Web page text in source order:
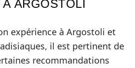
ARGOSTOLI
expérience à Argostoli et
il est pertinent de
recommandations